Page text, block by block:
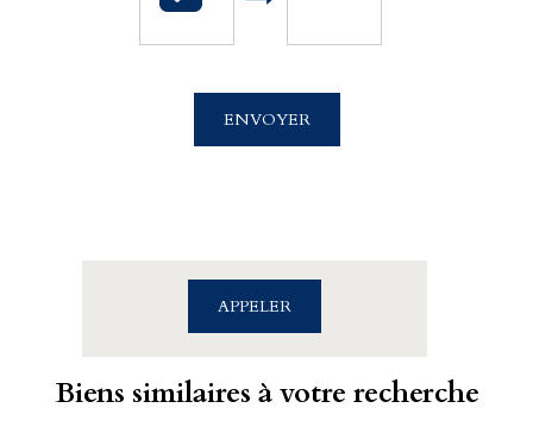
4 rue Saint Sauveur
APPELER
ENVOYER
Biens similaires à votre recherche